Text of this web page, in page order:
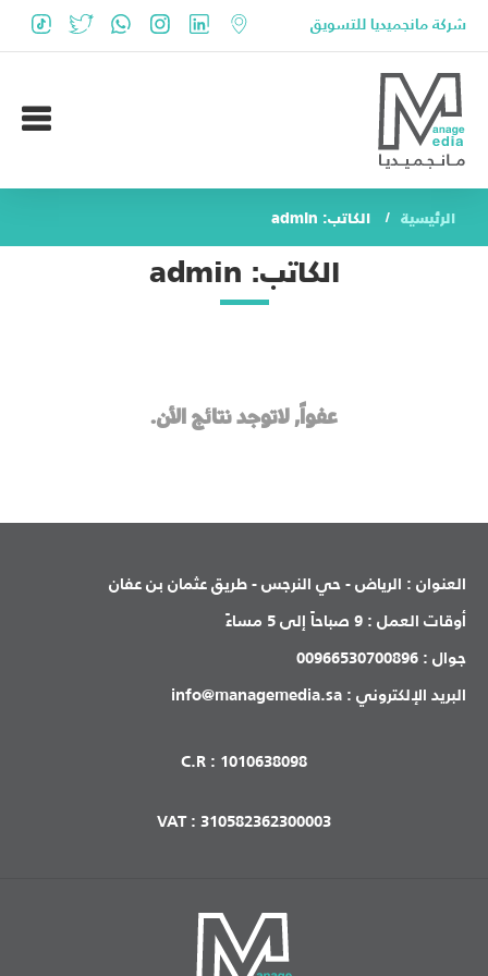
شركة مانجميديا للتسويق
الرئيسية الكاتب: admin
الكاتب: admin
عفواً, لاتوجد نتائج الأن.
العنوان : الرياض - حي النرجس - طريق عثمان بن عفان
أوقات العمل : 9 صباحاً إلى 5 مساءً
جوال : 00966530700896
البريد الإلكتروني : info@managemedia.sa
C.R : 1010638098
VAT : 310582362300003